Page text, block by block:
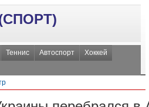
Теннис Автоспорт
Хоккей